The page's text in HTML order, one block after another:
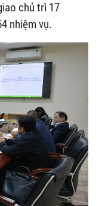
chủ trì 17
nhiệm vụ.